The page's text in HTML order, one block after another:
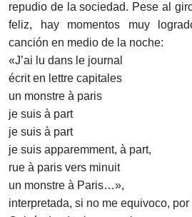
repudio de la sociedad. Pese al
feliz, hay momentos muy
canción en medio de la noche:
«J’ai lu dans le journal
écrit en lettre capitales
un monstre à paris
je suis à part
je suis à part
je suis apparemment, à part,
rue à paris vers minuit
un monstre à Paris…»,
interpretada, si no me equivoco,